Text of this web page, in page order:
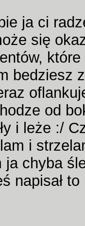
ja ci
się
bedziesz
od
i leże :/
i
ja chyba
napisał